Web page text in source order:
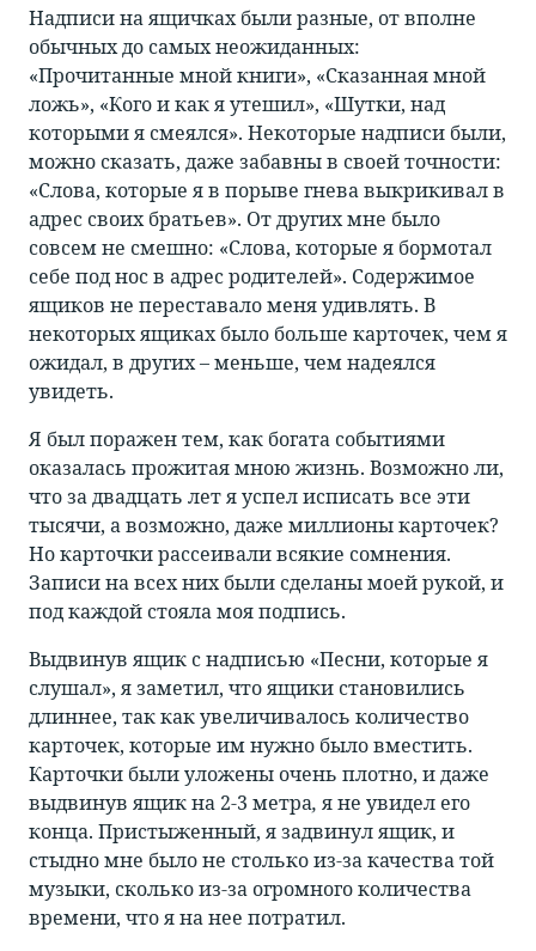
Надписи на ящичках были разные, от вполне
обычных до самых неожиданных:
«Прочитанные мной книги», «Сказанная мной
ложь», «Кого и как я утешил», «Шутки, над
которыми я смеялся». Некоторые надписи были,
можно сказать, даже забавны в своей точности:
«Слова, которые я в порыве гнева выкрикивал в
адрес своих братьев». От других мне было
совсем не смешно: «Слова, которые я бормотал
себе под нос в адрес родителей». Содержимое
ящиков не переставало меня удивлять. В
некоторых ящиках было больше карточек, чем я
ожидал, в других – меньше, чем надеялся
увидеть.
Я был поражен тем, как богата событиями
оказалась прожитая мною жизнь. Возможно ли,
что за двадцать лет я успел исписать все эти
тысячи, а возможно, даже миллионы карточек?
Но карточки рассеивали всякие сомнения.
Записи на всех них были сделаны моей рукой, и
под каждой стояла моя подпись.
Выдвинув ящик с надписью «Песни, которые я
слушал», я заметил, что ящики становились
длиннее, так как увеличивалось количество
карточек, которые им нужно было вместить.
Карточки были уложены очень плотно, и даже
выдвинув ящик на 2-3 метра, я не увидел его
конца. Пристыженный, я задвинул ящик, и
стыдно мне было не столько из-за качества той
музыки, сколько из-за огромного количества
времени, что я на нее потратил.